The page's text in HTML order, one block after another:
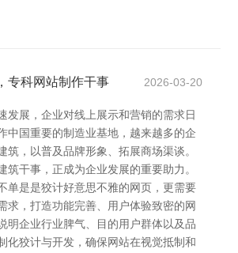
专科网站制作干事 2026-03-20
发展，企业对线上展示和营销的需求日
中国重要的制造业基地，越来越多的企
筑，以普及品牌形象、拓展商场渠谈。
筑干事，正成为企业发展的重要助力。
单是是狡计好意思不雅的网页，更需要
求，打造功能完善、用户体验致密的网
明企业行业脾气、目的用户群体以及品
化狡计与开发，确保网站在视觉抵制和